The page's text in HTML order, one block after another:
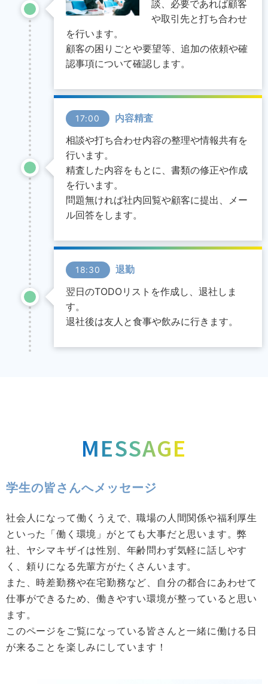
談、必要であれば顧客
や取引先と打ち合わせ
を行います。
顧客の困りごとや要望等、追加の依頼や確
認事項について確認します。
17:00
内容精査
相談や打ち合わせ内容の整理や情報共有を
行います。
精査した内容をもとに、書類の修正や作成
を行います。
問題無ければ社内回覧や顧客に提出、メー
ル回答をします。
18:30
退勤
翌日のTODOリストを作成し、退社しま
す。
退社後は友人と食事や飲みに行きます。
MESSAGE
学生の皆さんへメッセージ
社会人になって働くうえで、職場の人間関係や福利厚生
といった「働く環境」がとても大事だと思います。弊
社、ヤシマキザイは性別、年齢問わず気軽に話しやす
く、頼りになる先輩方がたくさんいます。
また、時差勤務や在宅勤務など、自分の都合にあわせて
仕事ができるため、働きやすい環境が整っていると思い
ます。
このページをご覧になっている皆さんと一緒に働ける日
が来ることを楽しみにしています！